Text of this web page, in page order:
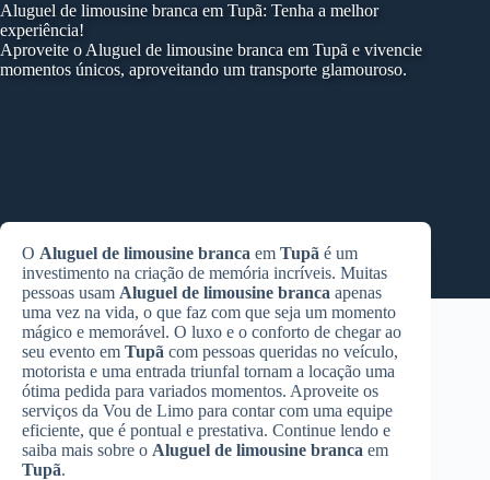
Aluguel de limousine branca em Tupã: Tenha a melhor
experiência!
Aproveite o Aluguel de limousine branca em Tupã e vivencie
momentos únicos, aproveitando um transporte glamouroso.
O Aluguel de limousine branca em Tupã é um
investimento na criação de memória incríveis. Muitas
pessoas usam Aluguel de limousine branca apenas
uma vez na vida, o que faz com que seja um momento
mágico e memorável. O luxo e o conforto de chegar ao
seu evento em Tupã com pessoas queridas no veículo,
motorista e uma entrada triunfal tornam a locação uma
ótima pedida para variados momentos. Aproveite os
serviços da Vou de Limo para contar com uma equipe
eficiente, que é pontual e prestativa. Continue lendo e
saiba mais sobre o Aluguel de limousine branca em
Tupã.